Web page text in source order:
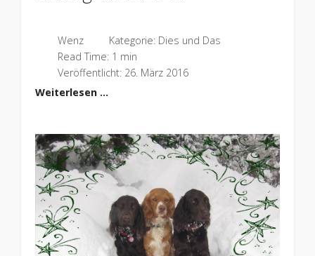
Wenz Kategorie: Dies und Das
Read Time: 1 min
Veröffentlicht: 26. März 2016
Weiterlesen …